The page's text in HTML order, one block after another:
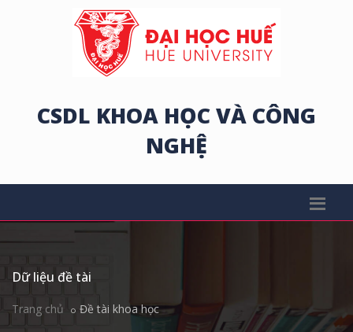
CSDL KHOA HỌC VÀ CÔNG
NGHỆ
Dữ liệu đề tài
Trang chủ Đề tài khoa học